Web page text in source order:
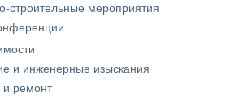
строительные мероприятия
и инженерные изыскания
и ремонт